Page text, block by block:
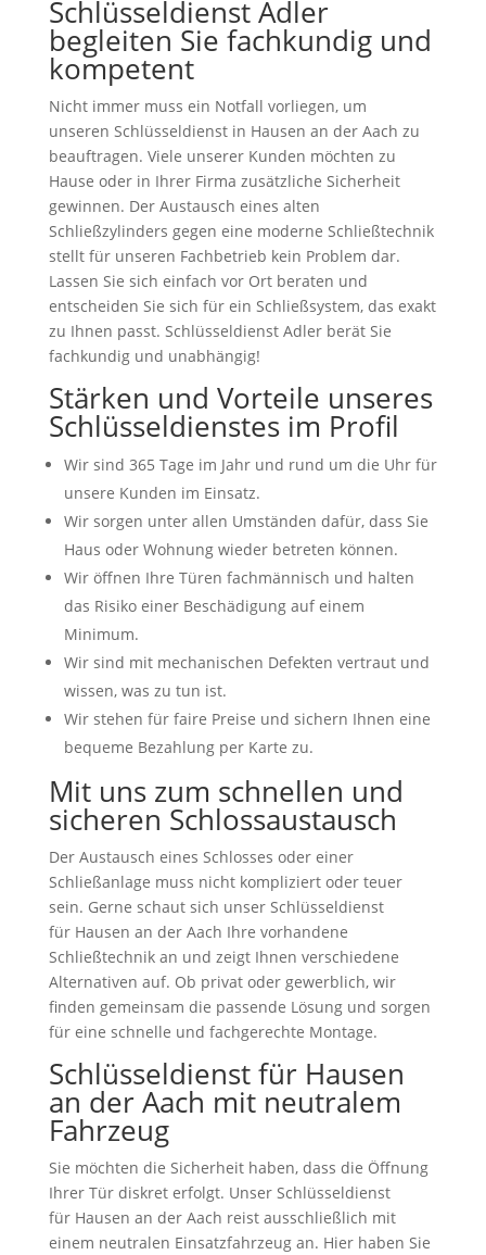
Schlüsseldienst Adler
begleiten Sie fachkundig und
kompetent
Nicht immer muss ein Notfall vorliegen, um
unseren Schlüsseldienst in Hausen an der Aach zu
beauftragen. Viele unserer Kunden möchten zu
Hause oder in Ihrer Firma zusätzliche Sicherheit
gewinnen. Der Austausch eines alten
Schließzylinders gegen eine moderne Schließtechnik
stellt für unseren Fachbetrieb kein Problem dar.
Lassen Sie sich einfach vor Ort beraten und
entscheiden Sie sich für ein Schließsystem, das exakt
zu Ihnen passt. Schlüsseldienst Adler berät Sie
fachkundig und unabhängig!
Stärken und Vorteile unseres
Schlüsseldienstes im Profil
Wir sind 365 Tage im Jahr und rund um die Uhr für
unsere Kunden im Einsatz.
Wir sorgen unter allen Umständen dafür, dass Sie
Haus oder Wohnung wieder betreten können.
Wir öffnen Ihre Türen fachmännisch und halten
das Risiko einer Beschädigung auf einem
Minimum.
Wir sind mit mechanischen Defekten vertraut und
wissen, was zu tun ist.
Wir stehen für faire Preise und sichern Ihnen eine
bequeme Bezahlung per Karte zu.
Mit uns zum schnellen und
sicheren Schlossaustausch
Der Austausch eines Schlosses oder einer
Schließanlage muss nicht kompliziert oder teuer
sein. Gerne schaut sich unser Schlüsseldienst
für Hausen an der Aach Ihre vorhandene
Schließtechnik an und zeigt Ihnen verschiedene
Alternativen auf. Ob privat oder gewerblich, wir
finden gemeinsam die passende Lösung und sorgen
für eine schnelle und fachgerechte Montage.
Schlüsseldienst für Hausen
an der Aach mit neutralem
Fahrzeug
Sie möchten die Sicherheit haben, dass die Öffnung
Ihrer Tür diskret erfolgt. Unser Schlüsseldienst
für Hausen an der Aach reist ausschließlich mit
einem neutralen Einsatzfahrzeug an. Hier haben Sie